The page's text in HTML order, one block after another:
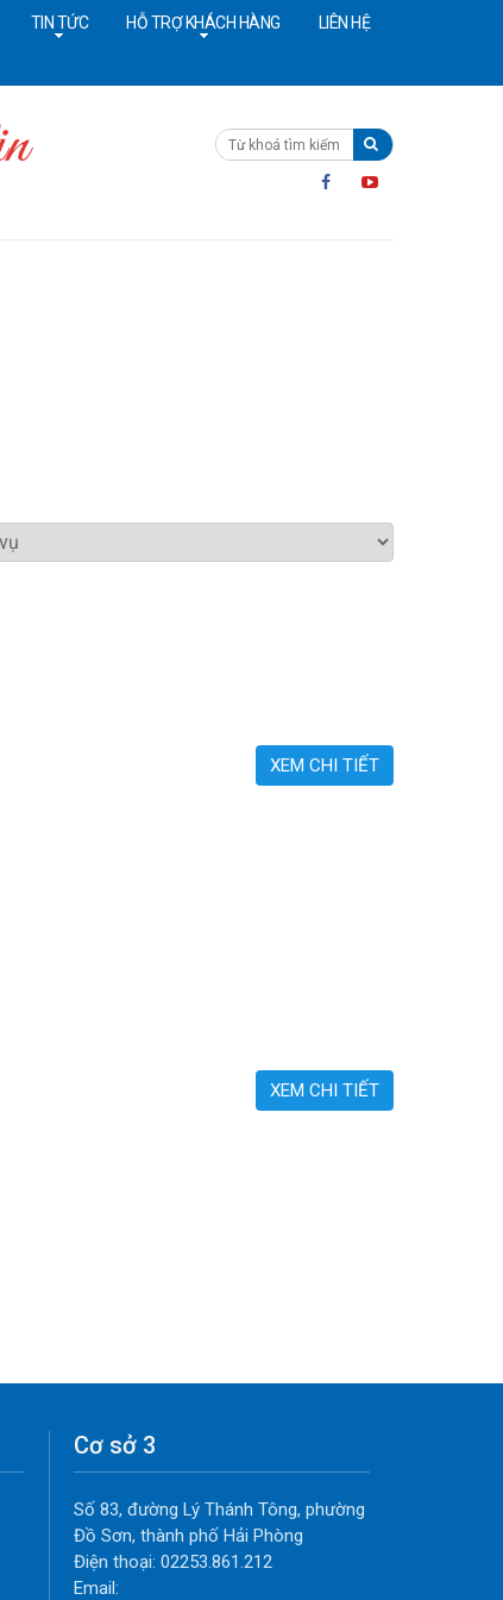
TIN TỨC HỖ TRỢ KHÁCH HÀNG LIÊN HỆ
XEM CHI TIẾT
XEM CHI TIẾT
Cơ sở 3
Số 83, đường Lý Thánh Tông, phường
Đồ Sơn, thành phố Hải Phòng
Điện thoại: 02253.861.212
Email: